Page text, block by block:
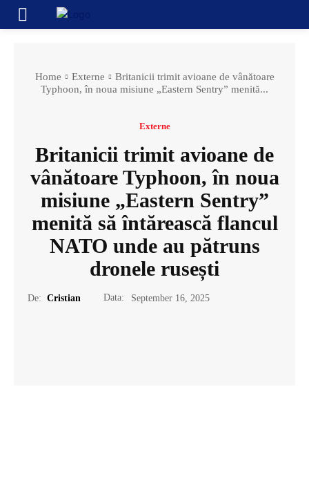
Home Externe
Britanicii trimit avioane de vânătoare
Typhoon, în noua misiune „Eastern Sentry” menită...
Externe
Britanicii trimit avioane de
vânătoare Typhoon, în noua
misiune „Eastern Sentry”
menită să întărească flancul
NATO unde au pătruns
dronele rusești
De: Cristian Data: September 16, 2025